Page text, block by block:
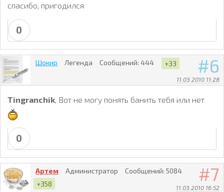
спасибо, пригодился
0
6
11.03.2010 11:28
Шокир Легенда Сообщений: 444 +33
Tingranchik, Вот не могу понять банить тебя или нет
0
7
11.03.2010 16:52
Артем Администратор Сообщений: 5084
+358